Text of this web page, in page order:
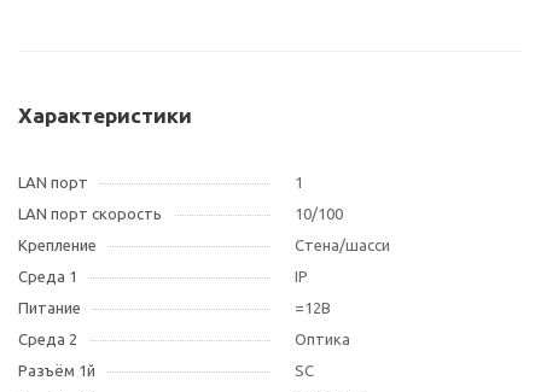
Характеристики
LAN порт
1
LAN порт скорость
10/100
Крепление
Стена/шасси
Среда 1
IP
Питание
=12В
Среда 2
Оптика
Разъём 1й
SC